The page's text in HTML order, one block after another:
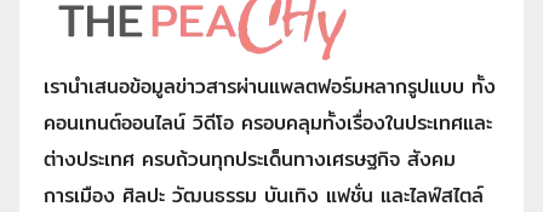
เรานำเสนอข้อมูลข่าวสารผ่านแพลตฟอร์มหลากรูปแบบ ทั้ง
คอนเทนต์ออนไลน์ วิดีโอ ครอบคลุมทั้งเรื่องในประเทศและ
ต่างประเทศ ครบถ้วนทุกประเด็นทางเศรษฐกิจ สังคม
การเมือง ศิลปะ วัฒนธรรม บันเทิง แฟชั่น และไลฟ์สไตล์